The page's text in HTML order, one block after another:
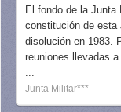
El fondo de la Junta
constitución de esta
disolución en 1983.
reuniones llevadas
...
Junta Militar***